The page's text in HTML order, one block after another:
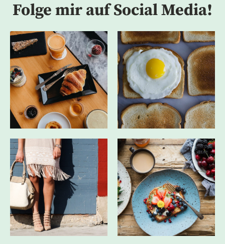
Folge mir auf Social Media!